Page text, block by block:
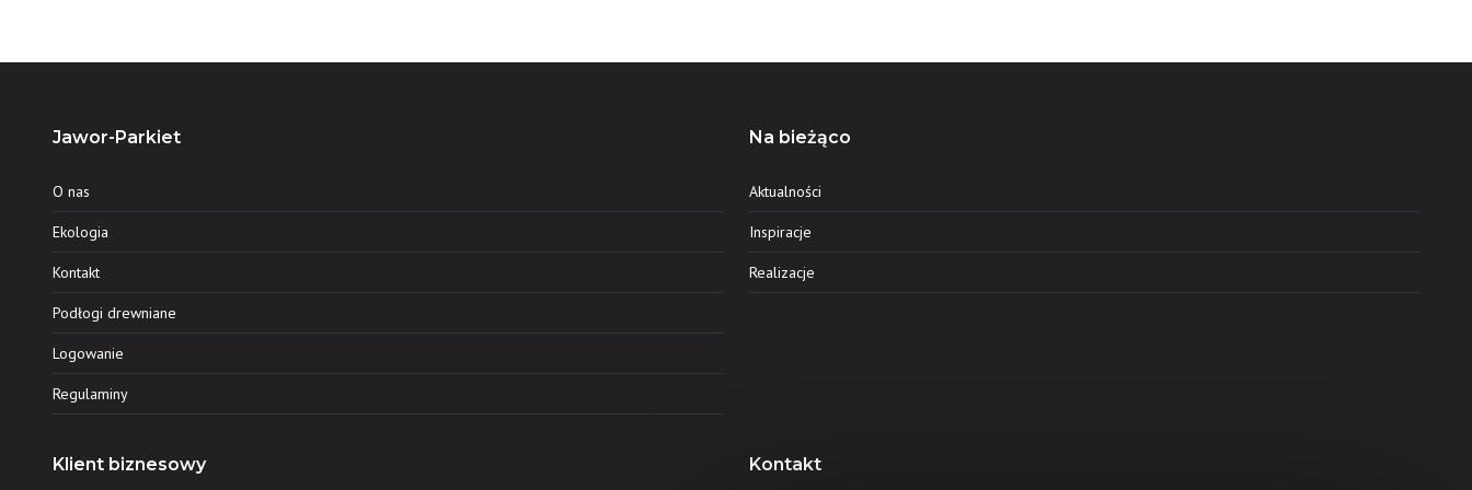
Jawor-Parkiet
O nas
Ekologia
Kontakt
Podłogi drewniane
Logowanie
Regulaminy
Na bieżąco
Aktualności
Inspiracje
Realizacje
Klient biznesowy Kontakt